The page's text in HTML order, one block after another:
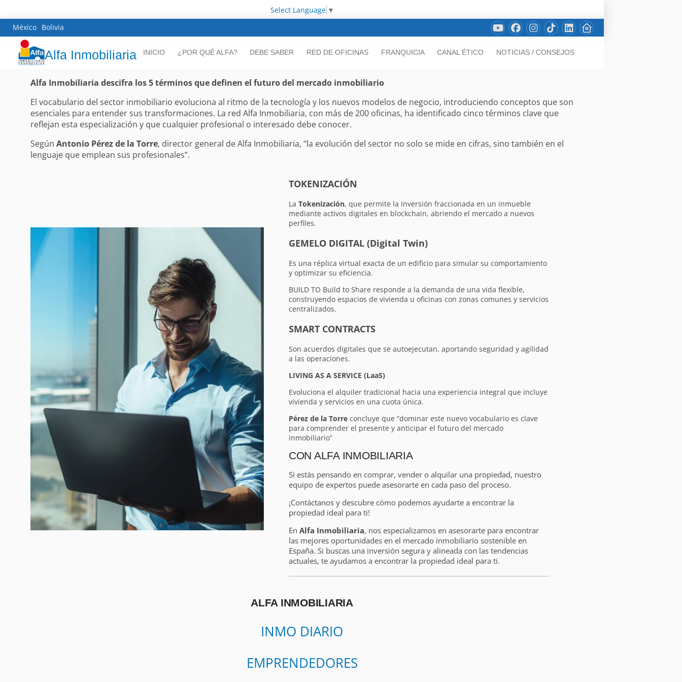
Select Language ▼
México Bolivia
Alfa Inmobiliaria INICIO ¿POR QUÉ ALFA? DEBE SABER RED DE OFICINAS FRANQUICIA CANAL ÉTICO NOTICIAS / CONSEJOS
Alfa Inmobiliaria descifra los 5 términos que definen el futuro del mercado inmobiliario
El vocabulario del sector inmobiliario evoluciona al ritmo de la tecnología y los nuevos modelos de negocio, introduciendo conceptos que son
esenciales para entender sus transformaciones. La red Alfa Inmobiliaria, con más de 200 oficinas, ha identificado cinco términos clave que
reflejan esta especialización y que cualquier profesional o interesado debe conocer.
Según Antonio Pérez de la Torre, director general de Alfa Inmobiliaria, “la evolución del sector no solo se mide en cifras, sino también en el
lenguaje que emplean sus profesionales”.
TOKENIZACIÓN
La Tokenización, que permite la inversión fraccionada en un inmueble
mediante activos digitales en blockchain, abriendo el mercado a nuevos
perfiles.
GEMELO DIGITAL (Digital Twin)
Es una réplica virtual exacta de un edificio para simular su comportamiento
y optimizar su eficiencia.
BUILD TO Build to Share responde a la demanda de una vida flexible,
construyendo espacios de vivienda u oficinas con zonas comunes y servicios
centralizados.
SMART CONTRACTS
Son acuerdos digitales que se autoejecutan, aportando seguridad y agilidad
a las operaciones.
LIVING AS A SERVICE (LaaS)
Evoluciona el alquiler tradicional hacia una experiencia integral que incluye
vivienda y servicios en una cuota única.
Pérez de la Torreconcluye que “dominar este nuevo vocabulario es clave
para comprender el presente y anticipar el futuro del mercado
inmobiliario”
CON ALFA INMOBILIARIA
Si estás pensando en comprar, vender o alquilar una propiedad, nuestro
equipo de expertos puede asesorarte en cada paso del proceso.
¡Contáctanos y descubre cómo podemos ayudarte a encontrar la
propiedad ideal para ti!
En Alfa Inmobiliaria, nos especializamos en asesorarte para encontrar
las mejores oportunidades en el mercado inmobiliario sostenible en
España. Si buscas una inversión segura y alineada con las tendencias
actuales, te ayudamos a encontrar la propiedad ideal para ti.
ALFA INMOBILIARIA
INMO DIARIO
EMPRENDEDORES